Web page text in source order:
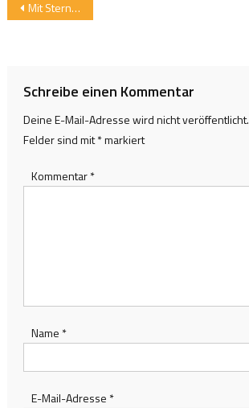
Beitragsnavigation
Mit Sternenkundlern nachts durch die Berge
Schreibe einen Kommentar
Deine E-Mail-Adresse wird nicht veröffentlicht.
Felder sind mit*markiert
Kommentar*
Name *
E-Mail-Adresse *